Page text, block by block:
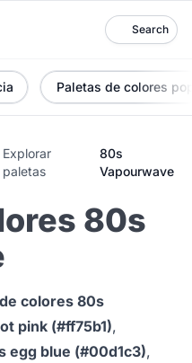
Search
Paletas de colores
Explorar
paletas
80s
Vapourwave
80s
colores 80s
pink (#ff75b1),
egg blue (#00d1c3),